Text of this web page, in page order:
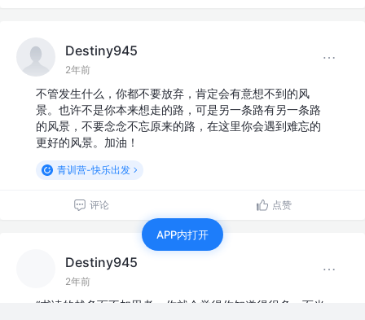
Destiny945
2年前
不管发生什么，你都不要放弃，肯定会有意想不到的风
景。也许不是你本来想走的路，可是另一条路有另一条路
的风景，不要念念不忘原来的路，在这里你会遇到难忘的
更好的风景。加油！
青训营-快乐出发
评论 点赞
Destiny945
2年前
“书读的越多而不加思考，你就会觉得你知道得很多；而当
APP内打开